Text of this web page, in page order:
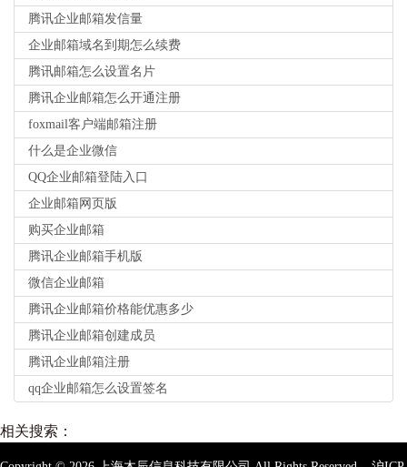
腾讯企业邮箱发信量
企业邮箱域名到期怎么续费
腾讯邮箱怎么设置名片
腾讯企业邮箱怎么开通注册
foxmail客户端邮箱注册
什么是企业微信
QQ企业邮箱登陆入口
企业邮箱网页版
购买企业邮箱
腾讯企业邮箱手机版
微信企业邮箱
腾讯企业邮箱价格能优惠多少
腾讯企业邮箱创建成员
腾讯企业邮箱注册
qq企业邮箱怎么设置签名
相关搜索：